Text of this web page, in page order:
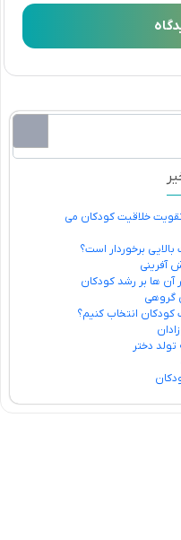
خلاقیت کودکان می
برخوردار است؟
آفرینی
آن ها بر رشد کودکان
گروهی
انتخاب کنیم؟
دختر